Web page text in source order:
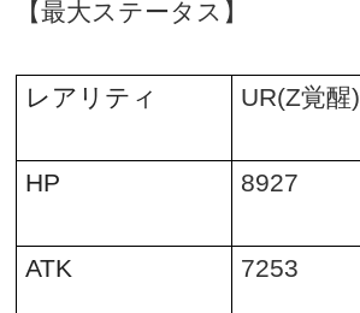
【最大ステータス】
レアリティ UR(Z覚醒)
HP 8927
ATK 7253